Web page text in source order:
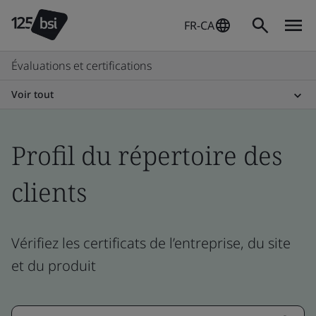
FR-CA
Évaluations et certifications
Voir tout
Profil du répertoire des
clients
Vérifiez les certificats de l’entreprise, du site
et du produit